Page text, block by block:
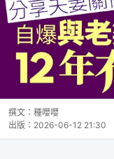
撰文： 種嚶嚶
出版： 2026-06-12 21:30